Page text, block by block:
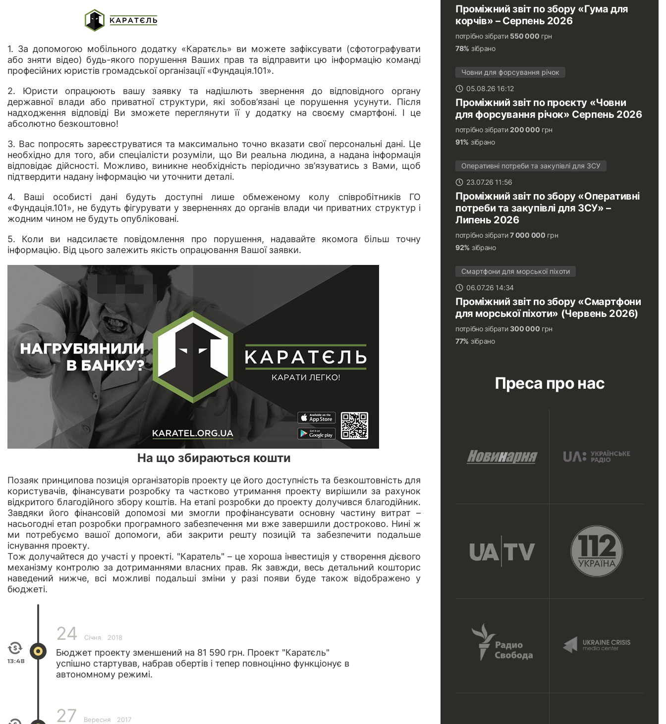
1. За допомогою мобільного додатку «Каратєль» ви можете зафіксувати (сфотографувати
або зняти відео) будь-якого порушення Ваших прав та відправити цю інформацію команді
професійних юристів громадської організації «Фундація.101».
2. Юристи опрацюють вашу заявку та надішлють звернення до відповідного органу
державної влади або приватної структури, які зобов’язані це порушення усунути. Після
надходження відповіді Ви зможете переглянути її у додатку на своєму смартфоні. І це
абсолютно безкоштовно!
3. Вас попросять зареєструватися та максимально точно вказати свої персональні дані. Це
необхідно для того, аби спеціалісти розуміли, що Ви реальна людина, а надана інформація
відповідає дійсності. Можливо, виникне необхідність періодично зв’язуватись з Вами, щоб
підтвердити надану інформацію чи уточнити деталі.
4. Ваші особисті дані будуть доступні лише обмеженому колу співробітників ГО
«Фундація.101», не будуть фігурувати у зверненнях до органів влади чи приватних структур і
жодним чином не будуть опубліковані.
5. Коли ви надсилаєте повідомлення про порушення, надавайте якомога більш точну
інформацію. Від цього залежить якість опрацювання Вашої заявки.
На що збираються кошти
Позаяк принципова позиція організаторів проекту це його доступність та безкоштовність для
користувачів, фінансувати розробку та частково утримання проекту вирішили за рахунок
відкритого благодійного збору коштів. На етапі розробки до проекту долучився благодійник.
Завдяки його фінансовій допомозі ми змогли профінансувати основну частину витрат –
насьогодні етап розробки програмного забезпечення ми вже завершили достроково. Нині ж
ми потребуємо вашої допомоги, аби закрити решту позицій та забезпечити подальше
існування проекту.
Тож долучайтеся до участі у проекті. "Каратель" – це хороша інвестиція у створення дієвого
механізму контролю за дотриманнями власних прав. Як завжди, весь детальний кошторис
наведений нижче, всі можливі подальші зміни у разі появи буде також відображено у
бюджеті.
13:48
24 Січня 2018
Бюджет проекту зменшений на 81 590 грн. Проект "Каратєль"
успішно стартував, набрав обертів і тепер повноцінно функціонує в
автономному режимі.
27 Вересня 2017
Проміжний звіт по збору «Гума для
корчів» – Серпень 2026
потрібно зібрати 550 000 грн
78% зібрано
Човни для форсування річок
05.08.26 16:12
Проміжний звіт по проєкту «Човни
для форсування річок» Серпень 2026
потрібно зібрати200 000 грн
91% зібрано
Оперативні потреби та закупівлі для ЗСУ
23.07.26 11:56
Проміжний звіт по збору «Оперативні
потреби та закупівлі для ЗСУ» –
Липень 2026
потрібно зібрати7 000 000 грн
92% зібрано
Смартфони для морської піхоти
06.07.26 14:34
Проміжний звіт по збору «Смартфони
для морської піхоти» (Червень 2026)
потрібно зібрати300 000 грн
77% зібрано
Преса про нас